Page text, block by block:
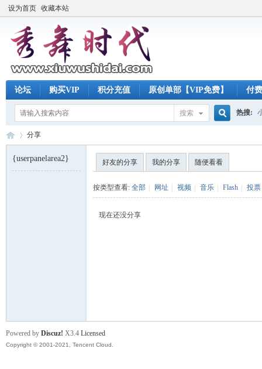
设为首页 收藏本站
论坛 购买VIP 积分充值 原创单部【VIP免费】 付
搜索 热搜:
分享
{userpanelarea2} 好友的分享 我的分享 随便看看
按类型查看: 全部 网址 视频 音乐 Flash 投票
现在还没分享
Powered by Discuz! X3.4 Licensed
Copyright © 2001-2021, Tencent Cloud.